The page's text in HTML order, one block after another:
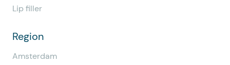
Lip filler
Region
Amsterdam